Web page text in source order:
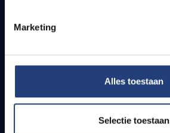
Marketing
Alles toestaan
Selectie toestaan
Students
PhD students